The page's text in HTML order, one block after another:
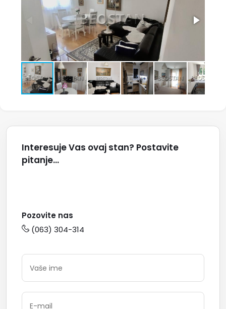
Interesuje Vas ovaj stan? Postavite
pitanje...
Pozovite nas
(063) 304-314